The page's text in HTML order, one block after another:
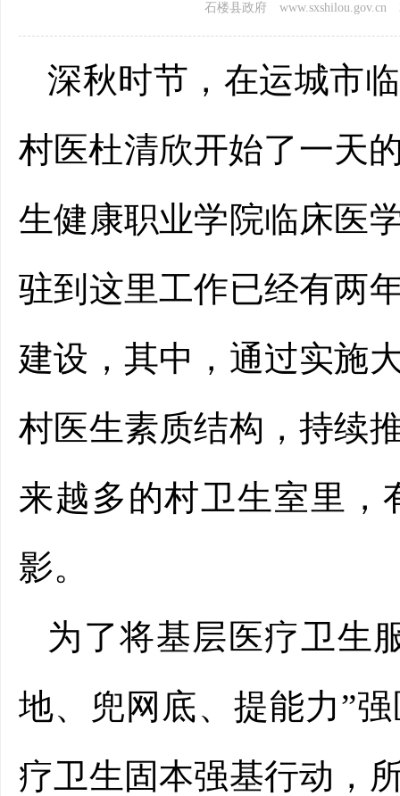
石楼县政府 www.sxshilou.gov.cn
深秋时节，在运城市
村医杜清欣开始了一天
生健康职业学院临床医
驻到这里工作已经有两
建设，其中，通过实施
村医生素质结构，持续
来越多的村卫生室里，
影。
为了将基层医疗卫生
地、兜网底、提能力”
疗卫生固本强基行动，